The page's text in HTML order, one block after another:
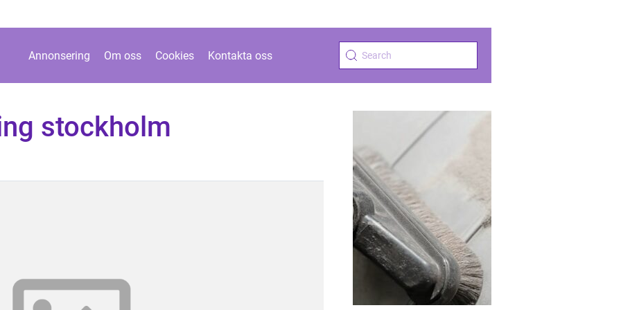
Annonsering Om oss Cookies Kontakta oss
stockholm